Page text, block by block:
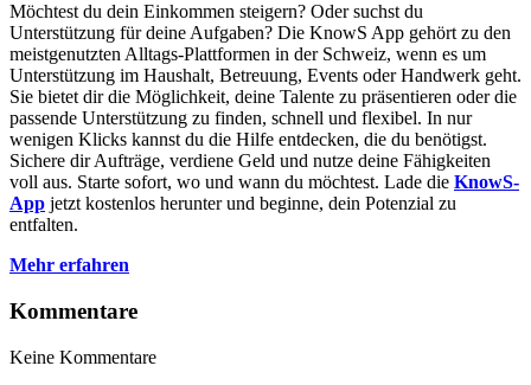
Möchtest du dein Einkommen steigern? Oder suchst du
Unterstützung für deine Aufgaben? Die KnowS App gehört zu den
meistgenutzten Alltags-Plattformen in der Schweiz, wenn es um
Unterstützung im Haushalt, Betreuung, Events oder Handwerk geht.
Sie bietet dir die Möglichkeit, deine Talente zu präsentieren oder die
passende Unterstützung zu finden, schnell und flexibel. In nur
wenigen Klicks kannst du die Hilfe entdecken, die du benötigst.
Sichere dir Aufträge, verdiene Geld und nutze deine Fähigkeiten
voll aus. Starte sofort, wo und wann du möchtest. Lade die KnowS-
App jetzt kostenlos herunter und beginne, dein Potenzial zu
entfalten.
Mehr erfahren
Kommentare
Keine Kommentare